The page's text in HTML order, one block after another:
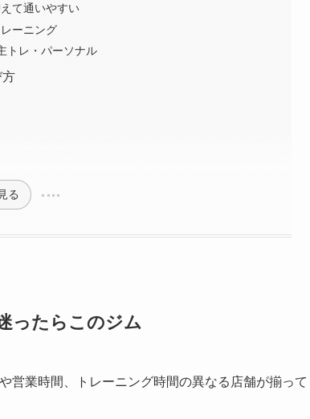
て通いやすい
ーニング
トレ・パーソナル
方
る
ったらこのジム
営業時間、トレーニング時間の異なる店舗が揃って